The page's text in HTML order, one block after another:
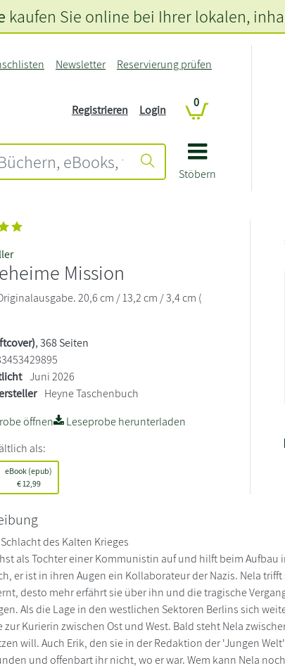
Stöbern
Newsletter Reservierung prüfen
Registrieren Login
0
kaufen Sie online bei Ihrer lokalen,
Mission
20,6 cm / 13,2 cm / 3,4 cm (
, 368 Seiten
Juni 2026
Heyne Taschenbuch
öffnen
Leseprobe herunterladen
als:
eBook (epub)
€12,99
des Kalten Krieges
als Tochter einer Kommunistin auf und hilft beim
er ist in ihren Augen ein Kollaborateur der Nazis. Nela
desto mehr erfährt sie über ihn und die tragische
Als die Lage in den westlichen Sektoren Berlins sich
zur Kurierin zwischen Ost und West. Bald steht Nela
will. Auch Erik, den sie in der Redaktion der 'Jungen
und offenbart ihr nicht, wo er war. Wem kann Nela